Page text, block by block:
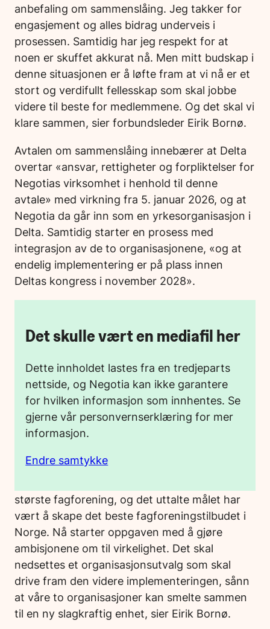
anbefaling om sammenslåing. Jeg takker for
engasjement og alles bidrag underveis i
prosessen. Samtidig har jeg respekt for at
noen er skuffet akkurat nå. Men mitt budskap i
denne situasjonen er å løfte fram at vi nå er et
stort og verdifullt fellesskap som skal jobbe
videre til beste for medlemmene. Og det skal vi
klare sammen, sier forbundsleder Eirik Bornø.
Avtalen om sammenslåing innebærer at Delta
overtar «ansvar, rettigheter og forpliktelser for
Negotias virksomhet i henhold til denne
avtale» med virkning fra 5. januar 2026, og at
Negotia da går inn som en yrkesorganisasjon i
Delta. Samtidig starter en prosess med
integrasjon av de to organisasjonene, «og at
endelig implementering er på plass innen
Deltas kongress i november 2028».
Det skulle vært en mediafil her
Dette innholdet lastes fra en tredjeparts
nettside, og Negotia kan ikke garantere
for hvilken informasjon som innhentes. Se
gjerne vår personvernserklæring for mer
informasjon.
Endre samtykke
største fagforening, og det uttalte målet har
vært å skape det beste fagforeningstilbudet i
Norge. Nå starter oppgaven med å gjøre
ambisjonene om til virkelighet. Det skal
nedsettes et organisasjonsutvalg som skal
drive fram den videre implementeringen, sånn
at våre to organisasjoner kan smelte sammen
til en ny slagkraftig enhet, sier Eirik Bornø.